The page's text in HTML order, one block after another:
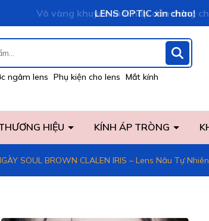
LENS OPTIC xin chào!
Vô vàng khuyến mãi hấp dẫn đang
ngâm lens Phụ kiện cho lens Mắt kính
HIỆU KÍNH ÁP TRÒNG
SOUL BROWN CLALEN IRIS – Lens Nâu Tự